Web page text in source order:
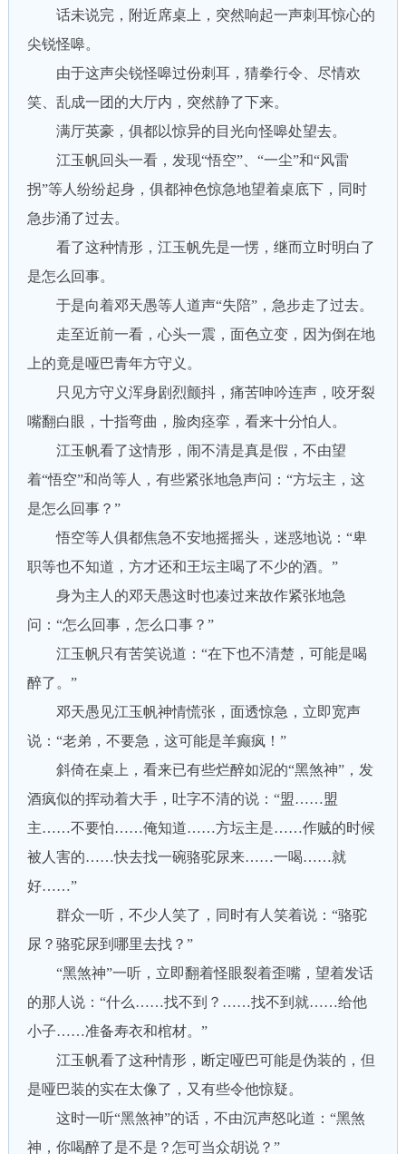
话未说完，附近席桌上，突然响起一声刺耳惊心的
尖锐怪嗥。
由于这声尖锐怪嗥过份刺耳，猜拳行令、尽情欢
笑、乱成一团的大厅内，突然静了下来。
满厅英豪，俱都以惊异的目光向怪嗥处望去。
江玉帆回头一看，发现“悟空”、“一尘”和“风雷
拐”等人纷纷起身，俱都神色惊急地望着桌底下，同时
急步涌了过去。
看了这种情形，江玉帆先是一愣，继而立时明白了
是怎么回事。
于是向着邓天愚等人道声“失陪”，急步走了过去。
走至近前一看，心头一震，面色立变，因为倒在地
上的竟是哑巴青年方守义。
只见方守义浑身剧烈颤抖，痛苦呻吟连声，咬牙裂
嘴翻白眼，十指弯曲，脸肉痉挛，看来十分怕人。
江玉帆看了这情形，闹不清是真是假，不由望
着“悟空”和尚等人，有些紧张地急声问：“方坛主，这
是怎么回事？”
悟空等人俱都焦急不安地摇摇头，迷惑地说：“卑
职等也不知道，方才还和王坛主喝了不少的酒。”
身为主人的邓天愚这时也凑过来故作紧张地急
问：“怎么回事，怎么口事？”
江玉帆只有苦笑说道：“在下也不清楚，可能是喝
醉了。”
邓天愚见江玉帆神情慌张，面透惊急，立即宽声
说：“老弟，不要急，这可能是羊癫疯！”
斜倚在桌上，看来已有些烂醉如泥的“黑煞神”，发
酒疯似的挥动着大手，吐字不清的说：“盟……盟
主……不要怕……俺知道……方坛主是……作贼的时候
被人害的……快去找一碗骆驼尿来……一喝……就
好……”
群众一听，不少人笑了，同时有人笑着说：“骆驼
尿？骆驼尿到哪里去找？”
“黑煞神”一听，立即翻着怪眼裂着歪嘴，望着发话
的那人说：“什么……找不到？……找不到就……给他
小子……准备寿衣和棺材。”
江玉帆看了这种情形，断定哑巴可能是伪装的，但
是哑巴装的实在太像了，又有些令他惊疑。
这时一听“黑煞神”的话，不由沉声怒叱道：“黑煞
神，你喝醉了是不是？怎可当众胡说？”